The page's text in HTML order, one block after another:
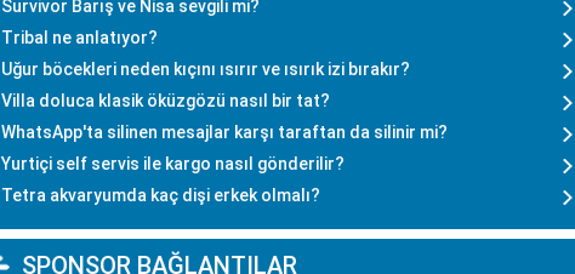
Survivor Barış ve Nisa sevgili mi?
Tribal ne anlatıyor?
Uğur böcekleri neden kıçını ısırır ve ısırık izi bırakır?
Villa doluca klasik öküzgözü nasıl bir tat?
WhatsApp'ta silinen mesajlar karşı taraftan da silinir mi?
Yurtiçi self servis ile kargo nasıl gönderilir?
Tetra akvaryumda kaç dişi erkek olmalı?
SPONSOR BAĞLANTILAR